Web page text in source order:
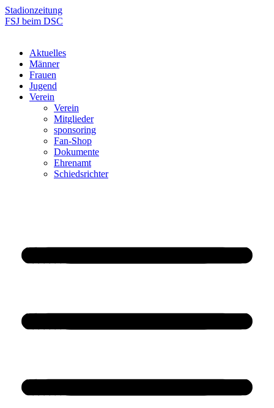
Zum
Inhalt
Stadionzeitung
FSJ beim DSC
Aktuelles
Männer
Frauen
Jugend
Verein
Verein
Mitglieder
sponsoring
Fan-Shop
Dokumente
Ehrenamt
Schiedsrichter